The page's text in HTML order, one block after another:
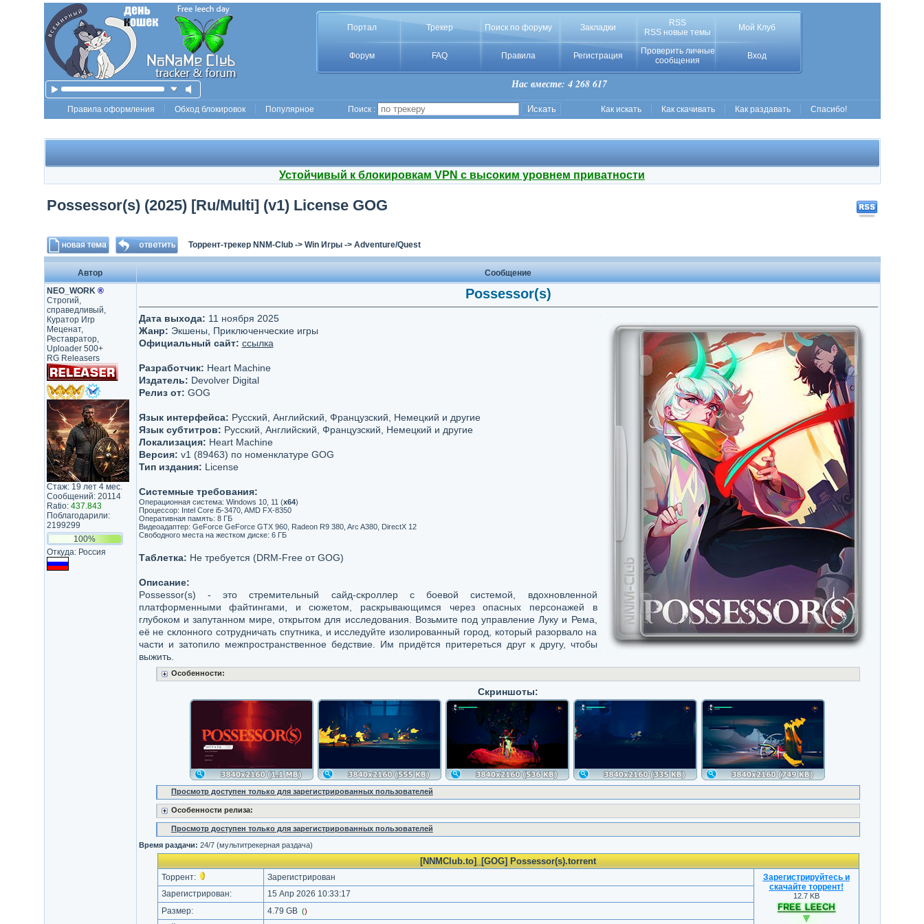
Портал Трекер Поиск по форуму Закладки
RSS
RSS новые темы
Мой Клуб
Форум FAQ Правила Регистрация
Проверить личные
сообщения
Вход
Нас вместе: 4 268 617
Правила оформления Обход блокировок Популярное Поиск : Как искать Как скачивать Как раздавать Спасибо!
Устойчивый к блокировкам VPN с высоким уровнем приватности
Possessor(s) (2025) [Ru/Multi] (v1) License GOG
Торрент-трекер NNM-Club-> Win Игры-> Adventure/Quest
Автор
Сообщение
NEO_WORK ®
Строгий,
справедливый,
Куратор Игр
Меценат,
Реставратор,
Uploader 500+
RG Releasers
Стаж: 19 лет 4 мес.
Сообщений: 20114
Ratio: 437.843
Поблагодарили:
2199299
100%
Откуда: Россия
Possessor(s)
Дата выхода: 11 ноября 2025
Жанр: Экшены, Приключенческие игры
Официальный сайт: ссылка
Разработчик: Heart Machine
Издатель: Devolver Digital
Релиз от: GOG
Язык интерфейса: Русский, Английский, Французский, Немецкий и другие
Язык субтитров: Русский, Английский, Французский, Немецкий и другие
Локализация: Heart Machine
Версия: v1 (89463) по номенклатуре GOG
Тип издания: License
Системные требования:
Операционная система: Windows 10, 11 (x64)
Процессор: Intel Core i5-3470, AMD FX-8350
Оперативная память: 8 ГБ
Видеоадаптер: GeForce GeForce GTX 960, Radeon R9 380, Arc A380, DirectX 12
Свободного места на жестком диске: 6 ГБ
Таблетка: Не требуется (DRM-Free от GOG)
Описание:
Possessor(s) - это стремительный сайд-скроллер с боевой системой, вдохновленной
платформенными файтингами, и сюжетом, раскрывающимся через опасных персонажей в
глубоком и запутанном мире, открытом для исследования. Возьмите под управление Луку и Рема,
её не склонного сотрудничать спутника, и исследуйте изолированный город, который разорвало на
части и затопило межпространственное бедствие. Им придётся притереться друг к другу, чтобы
выжить.
Особенности:
Скриншоты:
Просмотр доступен только для зарегистрированных пользователей
Особенности релиза:
Просмотр доступен только для зарегистрированных пользователей
Время раздачи: 24/7 (мультитрекерная раздача)
[NNMClub.to]_[GOG] Possessor(s).torrent
Торрент: Зарегистрирован
Зарегистрируйтесь и
скачайте торрент!
12.7 KB
Зарегистрирован:
15 Апр 2026 10:33:17
Размер:
4.79 GB ()